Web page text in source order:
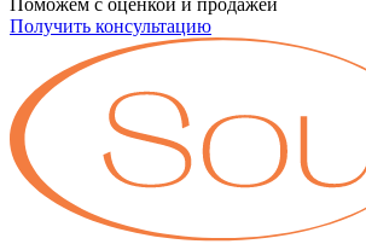
Получить консультацию